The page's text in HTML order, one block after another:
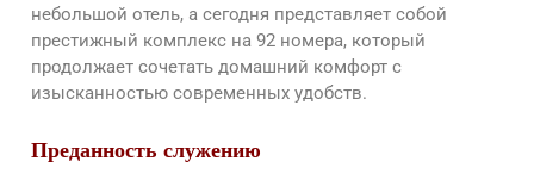
небольшой отель, а сегодня представляет собой
престижный комплекс на 92 номера, который
продолжает сочетать домашний комфорт с
изысканностью современных удобств.
Преданность служению